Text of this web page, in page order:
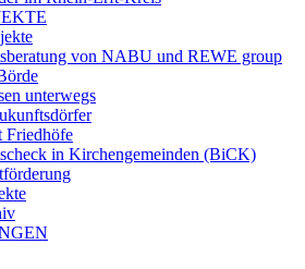
von NABU und REWE group
unterwegs
Friedhöfe
in Kirchengemeinden (BiCK)